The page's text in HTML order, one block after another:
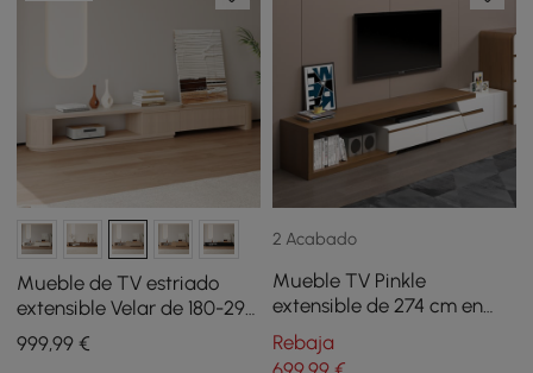
Mueble de TV estriado
extensible Velar de 180-290
cm con tapa de piedra
sinterizada y 3 cajones
999,99 €
2 Acabado
Mueble TV Pinkle
extensible de 274 cm en
color blanco y bogal
Rebaja